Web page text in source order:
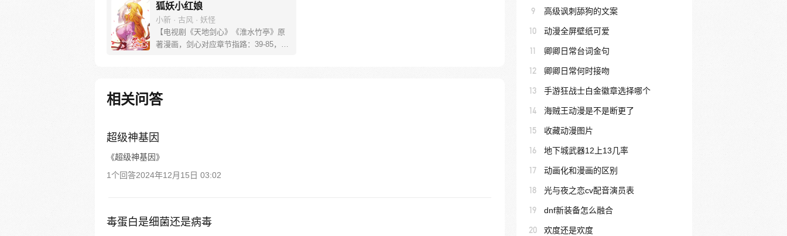
狐妖小红娘
小新 · 古风 · 妖怪
【电视剧《天地剑心》《淮水竹亭》原
著漫画，剑心对应章节指路：39-85，淮
新。）
相关问答
超级神基因
《超级神基因》
1个回答2024年12月15日 03:02
毒蛋白是细菌还是病毒
9 高级讽刺舔狗的文案
10 动漫全屏壁纸可爱
11 卿卿日常台词金句
12 卿卿日常何时接吻
13 手游狂战士白金徽章选择哪个
14 海贼王动漫是不是断更了
15 收藏动漫图片
16 地下城武器12上13几率
17 动画化和漫画的区别
18 光与夜之恋cv配音演员表
19 dnf新装备怎么融合
20 欢度还是欢度